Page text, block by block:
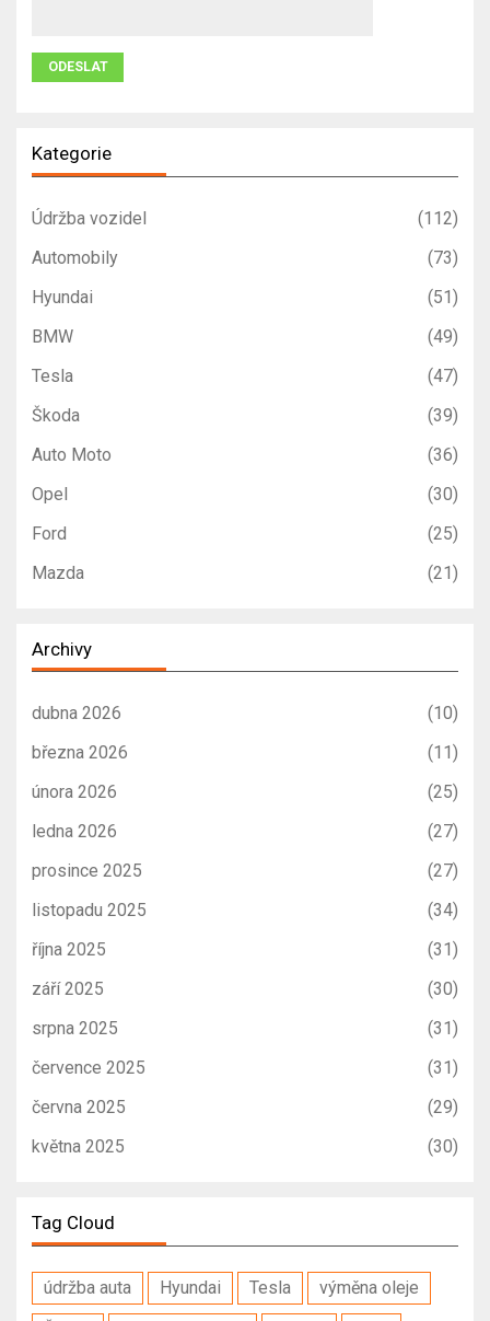
Kategorie
Údržba vozidel
(112)
Automobily
(73)
Hyundai
(51)
BMW
(49)
Tesla
(47)
Škoda
(39)
Auto Moto
(36)
Opel
(30)
Ford
(25)
Mazda
(21)
Archivy
dubna 2026
(10)
března 2026
(11)
února 2026
(25)
ledna 2026
(27)
prosince 2025
(27)
listopadu 2025
(34)
října 2025
(31)
září 2025
(30)
srpna 2025
(31)
července 2025
(31)
června 2025
(29)
května 2025
(30)
Tag Cloud
údržba auta Hyundai Tesla
výměna oleje